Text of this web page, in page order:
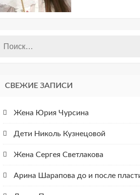
СВЕЖИЕ ЗАПИСИ
Жена Юрия Чурсина
Дети Николь Кузнецовой
Жена Сергея Светлакова
Арина Шарапова до и после